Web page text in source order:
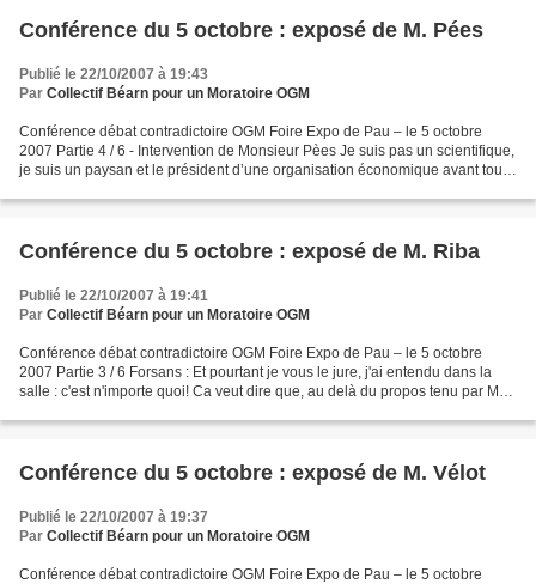
Conférence du 5 octobre : exposé de M. Pées
Publié le 22/10/2007 à 19:43
Par Collectif Béarn pour un Moratoire OGM
Conférence débat contradictoire OGM Foire Expo de Pau – le 5 octobre
2007 Partie 4 / 6 - Intervention de Monsieur Pèes Je suis pas un scientifique,
je suis un paysan et le président d’une organisation économique avant tout
Conférence du 5 octobre : exposé de M. Riba
Publié le 22/10/2007 à 19:41
Par Collectif Béarn pour un Moratoire OGM
Conférence débat contradictoire OGM Foire Expo de Pau – le 5 octobre
2007 Partie 3 / 6 Forsans : Et pourtant je vous le jure, j'ai entendu dans la
salle : c'est n'importe quoi! Ca veut dire que, au delà du propos tenu par Mr
Conférence du 5 octobre : exposé de M. Vélot
Publié le 22/10/2007 à 19:37
Par Collectif Béarn pour un Moratoire OGM
Conférence débat contradictoire OGM Foire Expo de Pau – le 5 octobre